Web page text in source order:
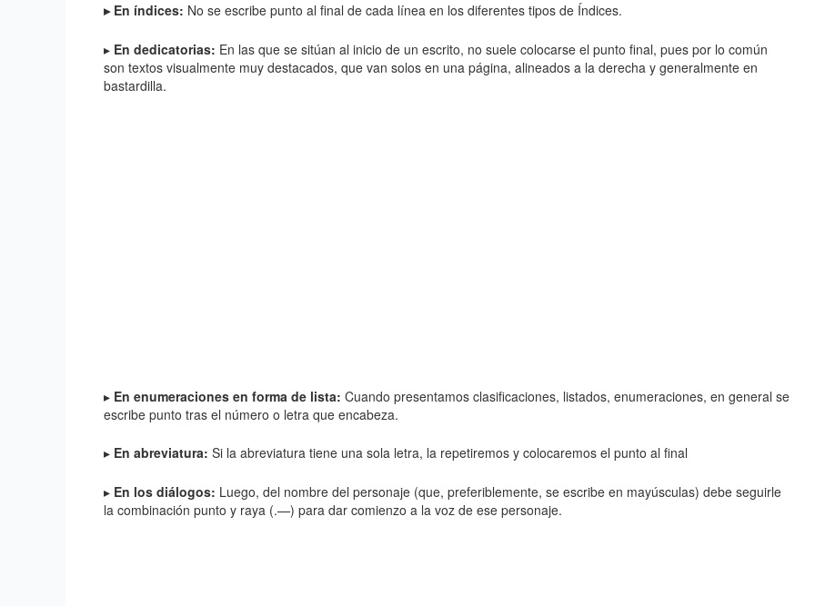
▸ En índices: No se escribe punto al final de cada línea en los diferentes tipos de Índices.
▸ En dedicatorias: En las que se sitúan al inicio de un escrito, no suele colocarse el punto final, pues por lo común
son textos visualmente muy destacados, que van solos en una página, alineados a la derecha y generalmente en
bastardilla.
▸ En enumeraciones en forma de lista: Cuando presentamos clasificaciones, listados, enumeraciones, en general se
escribe punto tras el número o letra que encabeza.
▸ En abreviatura: Si la abreviatura tiene una sola letra, la repetiremos y colocaremos el punto al final
▸ En los diálogos: Luego, del nombre del personaje (que, preferiblemente, se escribe en mayúsculas) debe seguirle
la combinación punto y raya (.—) para dar comienzo a la voz de ese personaje.